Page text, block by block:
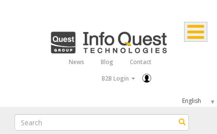
News Blog
Contact
B2B Login
Select
your
language
Search Search